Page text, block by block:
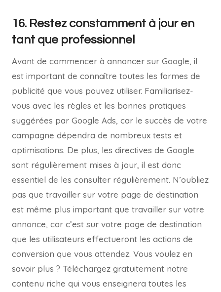
16. Restez constamment à jour en
tant que professionnel
Avant de commencer à annoncer sur Google, il
est important de connaître toutes les formes de
publicité que vous pouvez utiliser. Familiarisez-
vous avec les règles et les bonnes pratiques
suggérées par Google Ads, car le succès de votre
campagne dépendra de nombreux tests et
optimisations. De plus, les directives de Google
sont régulièrement mises à jour, il est donc
essentiel de les consulter régulièrement. N’oubliez
pas que travailler sur votre page de destination
est même plus important que travailler sur votre
annonce, car c’est sur votre page de destination
que les utilisateurs effectueront les actions de
conversion que vous attendez. Vous voulez en
savoir plus ? Téléchargez gratuitement notre
contenu riche qui vous enseignera toutes les